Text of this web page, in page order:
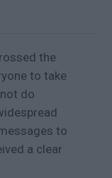
the
to take
do
to
a clear